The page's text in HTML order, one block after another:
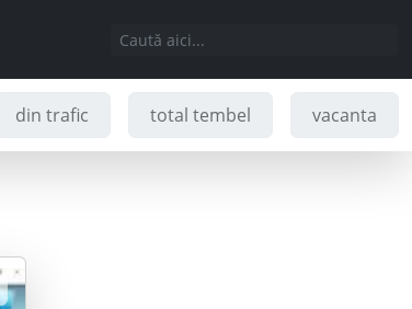
din trafic total tembel vacanta